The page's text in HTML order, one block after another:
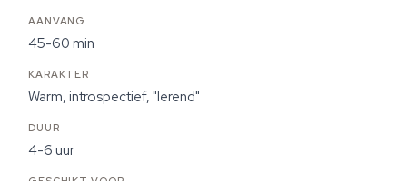
45-60 min
Warm, introspectief, "lerend"
4-6 uur